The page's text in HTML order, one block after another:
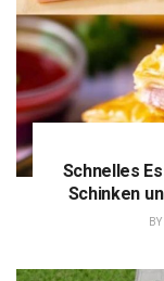
Schnelles
Schinken
BY